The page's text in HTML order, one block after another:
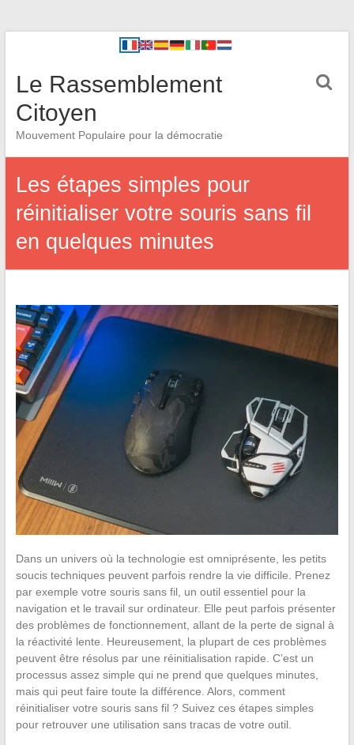
Le Rassemblement
Citoyen
Mouvement Populaire pour la démocratie
Les étapes simples pour
réinitialiser votre souris sans fil
en quelques minutes
Dans un univers où la technologie est omniprésente, les petits
soucis techniques peuvent parfois rendre la vie difficile. Prenez
par exemple votre souris sans fil, un outil essentiel pour la
navigation et le travail sur ordinateur. Elle peut parfois présenter
des problèmes de fonctionnement, allant de la perte de signal à
la réactivité lente. Heureusement, la plupart de ces problèmes
peuvent être résolus par une réinitialisation rapide. C’est un
processus assez simple qui ne prend que quelques minutes,
mais qui peut faire toute la différence. Alors, comment
réinitialiser votre souris sans fil ? Suivez ces étapes simples
pour retrouver une utilisation sans tracas de votre outil.